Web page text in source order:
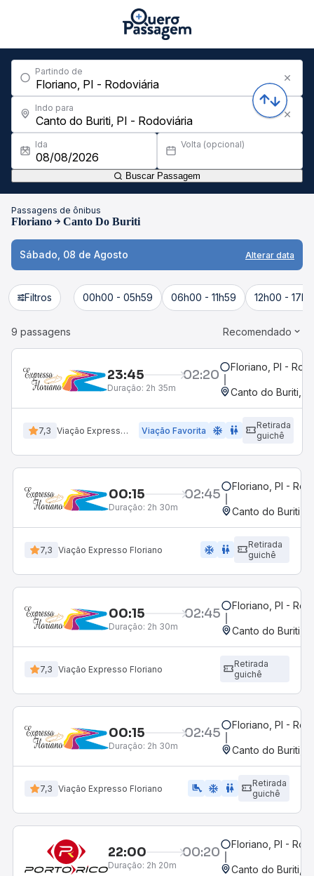
Partindo de
Indo para
Ida Volta (opcional)
Buscar Passagem
Passagens de ônibus
Floriano Canto Do Buriti
Sábado, 08 de Agosto Alterar data
Filtros 00h00 - 05h59 06h00 - 11h59 12h00 -
9 passagens Recomendado
23:45 02:20
Duração: 2h 35m
Floriano, PI -
Canto do Buriti,
7,3 Viação Expresso Floriano Viação Favorita ac_unit wc
Retirada
guichê
00:15 02:45
Duração: 2h 30m
Floriano, PI -
Canto do Buriti,
7,3 Viação Expresso Floriano ac_unit wc
Retirada
guichê
00:15 02:45
Duração: 2h 30m
Floriano, PI -
Canto do Buriti,
7,3 Viação Expresso Floriano
Retirada
guichê
00:15 02:45
Duração: 2h 30m
Floriano, PI -
Canto do Buriti,
7,3 Viação Expresso Floriano airline_seat_legroom_extra ac_unit wc
Retirada
guichê
22:00 00:20
Duração: 2h 20m
Floriano, PI -
Canto do Buriti,